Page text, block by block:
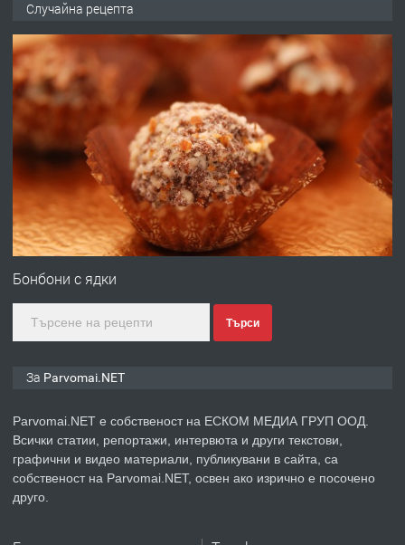
преди 1 година
ПРЕДЛАГА Работа за общи работници
ПРЕДЛАГА
Първи поход "По стъпките на Ангел
преди 1 година
ПРЕДЛАГА Уроци по Математика
Случайна рецепта
Бонбони с ядки
Търси
За Parvomai.NET
Parvomai.NET е собственост на ЕСКОМ МЕДИА ГРУП ООД.
Всички статии, репортажи, интервюта и други текстови,
графични и видео материали, публикувани в сайта, са
собственост на Parvomai.NET, освен ако изрично е посочено
друго.